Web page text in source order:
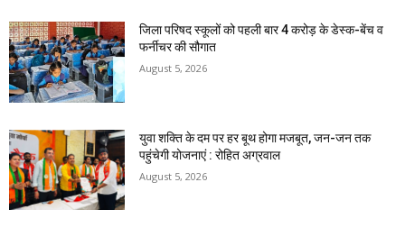
जिला परिषद स्कूलों को पहली बार 4 करोड़ के डेस्क-बेंच व
फर्नीचर की सौगात
August 5, 2026
युवा शक्ति के दम पर हर बूथ होगा मजबूत, जन-जन तक
पहुंचेगी योजनाएं : रोहित अग्रवाल
August 5, 2026